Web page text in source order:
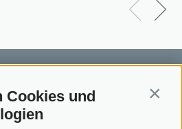
Cookies und
BIKEN IN